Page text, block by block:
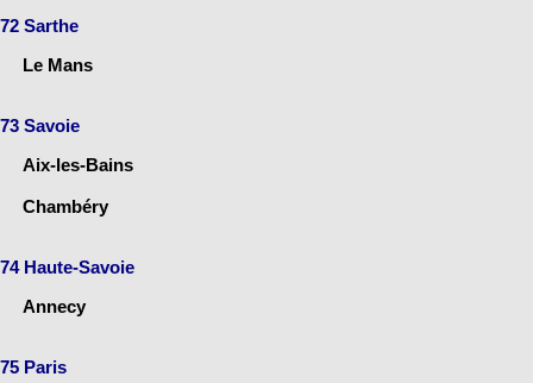
72 Sarthe
Le Mans
73 Savoie
Aix-les-Bains
Chambéry
74 Haute-Savoie
Annecy
75 Paris